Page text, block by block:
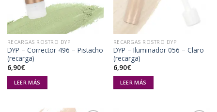
RECARGAS ROSTRO DYP
DYP – Corrector 496 – Pistacho
(recarga)
6,90€
LEER MÁS
RECARGAS ROSTRO DYP
DYP – Iluminador 056 – Claro
(recarga)
6,90€
LEER MÁS